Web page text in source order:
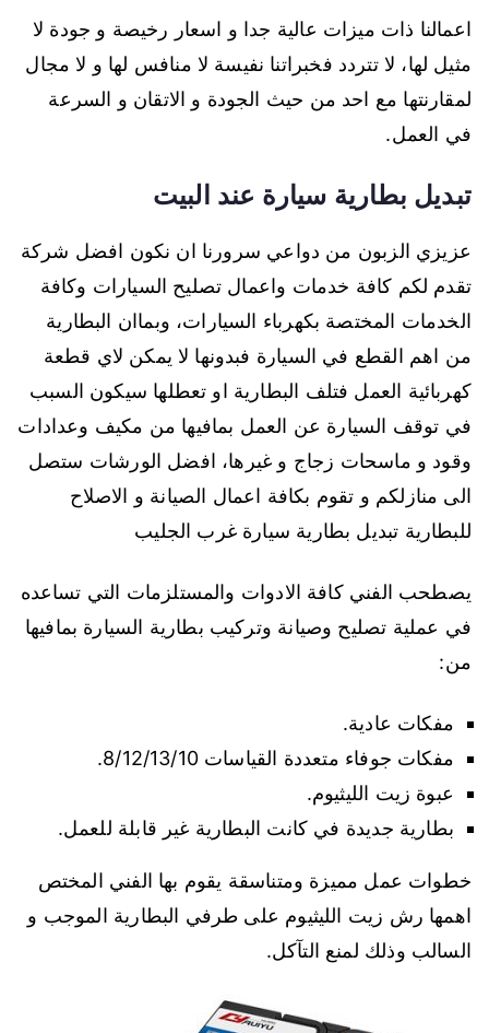
اعمالنا ذات ميزات عالية جدا و اسعار رخيصة و جودة لا
مثيل لها، لا تتردد فخبراتنا نفيسة لا منافس لها و لا مجال
لمقارنتها مع احد من حيث الجودة و الاتقان و السرعة
في العمل.
تبديل بطارية سيارة عند البيت
عزيزي الزبون من دواعي سرورنا ان نكون افضل شركة
تقدم لكم كافة خدمات واعمال تصليح السيارات وكافة
الخدمات المختصة بكهرباء السيارات، وبماان البطارية
من اهم القطع في السيارة فبدونها لا يمكن لاي قطعة
كهربائية العمل فتلف البطارية او تعطلها سيكون السبب
في توقف السيارة عن العمل بمافيها من مكيف وعدادات
وقود و ماسحات زجاج و غيرها، افضل الورشات ستصل
الى منازلكم و تقوم بكافة اعمال الصيانة و الاصلاح
للبطارية تبديل بطارية سيارة غرب الجليب
يصطحب الفني كافة الادوات والمستلزمات التي تساعده
في عملية تصليح وصيانة وتركيب بطارية السيارة بمافيها
من:
مفكات عادية.
مفكات جوفاء متعددة القياسات 8/12/13/10.
عبوة زيت الليثيوم.
بطارية جديدة في كانت البطارية غير قابلة للعمل.
خطوات عمل مميزة ومتناسقة يقوم بها الفني المختص
اهمها رش زيت الليثيوم على طرفي البطارية الموجب و
السالب وذلك لمنع التآكل.